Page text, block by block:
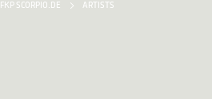
FKP SCORPIO.DE ARTISTS